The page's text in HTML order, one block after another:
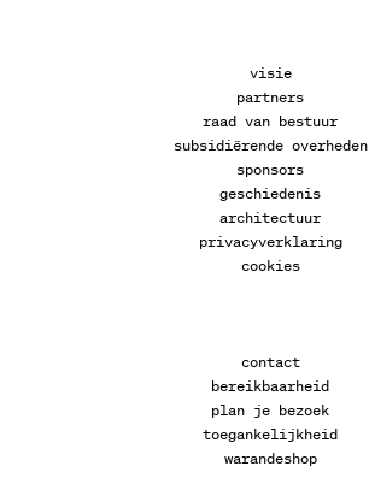
visie
partners
raad van bestuur
subsidiërende overheden
sponsors
geschiedenis
architectuur
privacyverklaring
cookies
contact
bereikbaarheid
plan je bezoek
toegankelijkheid
warandeshop